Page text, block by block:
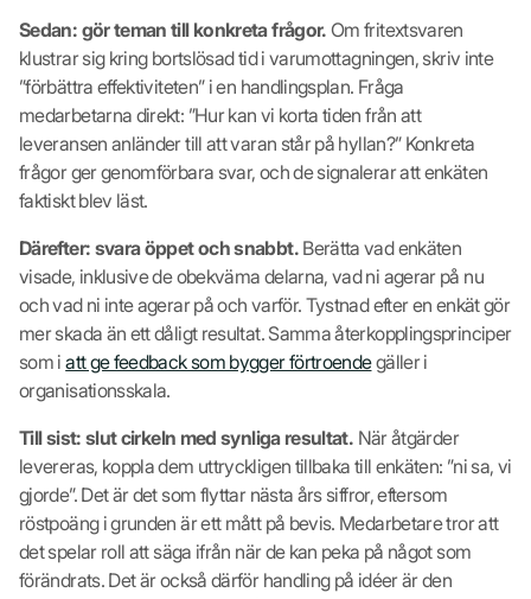
Sedan: gör teman till konkreta frågor. Om fritextsvaren
klustrar sig kring bortslösad tid i varumottagningen, skriv inte
”förbättra effektiviteten” i en handlingsplan. Fråga
medarbetarna direkt: ”Hur kan vi korta tiden från att
leveransen anländer till att varan står på hyllan?” Konkreta
frågor ger genomförbara svar, och de signalerar att enkäten
faktiskt blev läst.
Därefter: svara öppet och snabbt.Berätta vad enkäten
visade, inklusive de obekväma delarna, vad ni agerar på nu
och vad ni inte agerar på och varför. Tystnad efter en enkät gör
mer skada än ett dåligt resultat. Samma återkopplingsprinciper
som iatt ge feedback som bygger förtroendegäller i
organisationsskala.
Till sist: slut cirkeln med synliga resultat. När åtgärder
levereras, koppla dem uttryckligen tillbaka till enkäten: ”ni sa, vi
gjorde”. Det är det som flyttar nästa års siffror, eftersom
röstpoäng i grunden är ett mått på bevis. Medarbetare tror att
det spelar roll att säga ifrån när de kan peka på något som
förändrats. Det är också därför handling på idéer är den